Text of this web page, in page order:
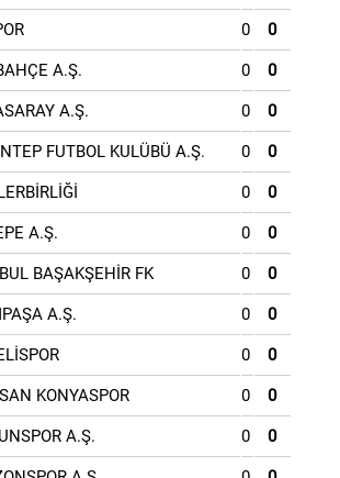
0 0
A.Ş. 0 0
A.Ş. 0 0
FUTBOL KULÜBÜ A.Ş. 0 0
0 0
A.Ş. 0 0
BAŞAKŞEHİR FK 0 0
A.Ş. 0 0
0 0
KONYASPOR 0 0
A.Ş. 0 0